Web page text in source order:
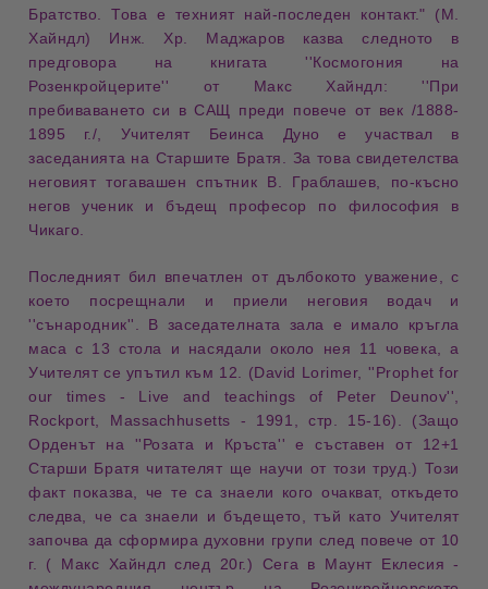
Братство. Това е техният най-последен контакт." (М.
Хайндл) Инж. Хр. Маджаров казва следното в
предговора на книгата ''Космогония на
Розенкройцерите'' от Макс Хайндл: ''При
пребиваването си в САЩ преди повече от век /1888-
1895 г./, Учителят Беинса Дуно е участвал в
заседанията на Старшите Братя. За това свидетелства
неговият тогавашен спътник В. Граблашев, по-късно
негов ученик и бъдещ професор по философия в
Чикаго.
Последният бил впечатлен от дълбокото уважение, с
което посрещнали и приели неговия водач и
''сънародник''. В заседателната зала е имало кръгла
маса с 13 стола и насядали около нея 11 човека, а
Учителят се упътил към 12. (David Lorimer, ''Prophet for
our times - Live and teachings of Peter Deunov'',
Rockport, Massachhusetts - 1991, стр. 15-16). (Защо
Орденът на ''Розата и Кръста'' е съставен от 12+1
Старши Братя читателят ще научи от този труд.) Този
факт показва, че те са знаели кого очакват, откъдето
следва, че са знаели и бъдещето, тъй като Учителят
започва да сформира духовни групи след повече от 10
г. ( Макс Хайндл след 20г.) Сега в Маунт Еклесия -